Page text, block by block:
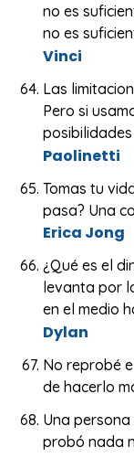
no es
no es
Vinci
Las
Pero si
Paolinetti
Tomas tu
pasa? Una
Erica Jong
¿Qué es el
levanta por
en el medio
Dylan
No reprobé
de hacerlo
Una
probó nada